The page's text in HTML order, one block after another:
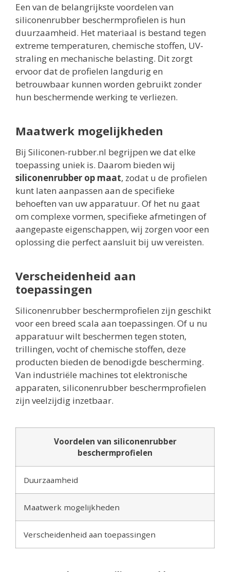
Een van de belangrijkste voordelen van
siliconenrubber beschermprofielen is hun
duurzaamheid. Het materiaal is bestand tegen
extreme temperaturen, chemische stoffen, UV-
straling en mechanische belasting. Dit zorgt
ervoor dat de profielen langdurig en
betrouwbaar kunnen worden gebruikt zonder
hun beschermende werking te verliezen.
Maatwerk mogelijkheden
Bij Siliconen-rubber.nl begrijpen we dat elke
toepassing uniek is. Daarom bieden wij
siliconenrubber op maat, zodat u de profielen
kunt laten aanpassen aan de specifieke
behoeften van uw apparatuur. Of het nu gaat
om complexe vormen, specifieke afmetingen of
aangepaste eigenschappen, wij zorgen voor een
oplossing die perfect aansluit bij uw vereisten.
Verscheidenheid aan
toepassingen
Siliconenrubber beschermprofielen zijn geschikt
voor een breed scala aan toepassingen. Of u nu
apparatuur wilt beschermen tegen stoten,
trillingen, vocht of chemische stoffen, deze
producten bieden de benodigde bescherming.
Van industriële machines tot elektronische
apparaten, siliconenrubber beschermprofielen
zijn veelzijdig inzetbaar.
Voordelen van siliconenrubber
beschermprofielen
Duurzaamheid
Maatwerk mogelijkheden
Verscheidenheid aan toepassingen